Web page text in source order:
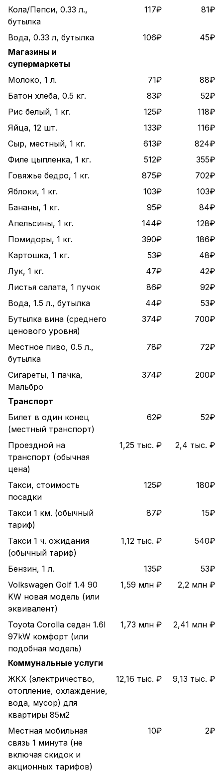
Кола/Пепси, 0.33 л.,
бутылка
117₽ 81₽
Вода, 0.33 л, бутылка 106₽
45₽
Магазины и
супермаркеты
Молоко, 1 л.
71₽
88₽
Батон хлеба, 0.5 кг.
83₽
52₽
Рис белый, 1 кг.
125₽
118₽
Яйца, 12 шт.
133₽
116₽
Сыр, местный, 1 кг.
613₽
824₽
Филе цыпленка, 1 кг.
512₽
355₽
Говяжье бедро, 1 кг.
875₽
702₽
Яблоки, 1 кг.
103₽
103₽
Бананы, 1 кг.
95₽
84₽
Апельсины, 1 кг.
144₽
128₽
Помидоры, 1 кг.
390₽
186₽
Картошка, 1 кг.
53₽
48₽
Лук, 1 кг.
47₽
42₽
Листья салата, 1 пучок
86₽
92₽
Вода, 1.5 л., бутылка
44₽
53₽
Бутылка вина (среднего
ценового уровня)
374₽ 700₽
Местное пиво, 0.5 л.,
бутылка
78₽ 72₽
Сигареты, 1 пачка,
Мальбро
374₽ 200₽
Транспорт
Билет в один конец
(местный транспорт)
62₽ 52₽
Проездной на
транспорт (обычная
цена)
1,25 тыс. ₽ 2,4 тыс. ₽
Такси, стоимость
посадки
125₽ 180₽
Такси 1 км. (обычный
тариф)
87₽ 15₽
Такси 1 ч. ожидания
(обычный тариф)
1,12 тыс. ₽ 540₽
Бензин, 1 л. 135₽
53₽
Volkswagen Golf 1.4 90
KW новая модель (или
эквивалент)
1,59 млн ₽ 2,2 млн ₽
Toyota Corolla седан 1.6l
97kW комфорт (или
подобная модель)
1,73 млн ₽ 2,41 млн ₽
Коммунальные услуги
ЖКХ (электричество,
отопление, охлаждение,
вода, мусор) для
квартиры 85м2
12,16 тыс. ₽ 9,13 тыс. ₽
Местная мобильная
связь 1 минута (не
включая скидок и
акционных тарифов)
10₽ 2₽